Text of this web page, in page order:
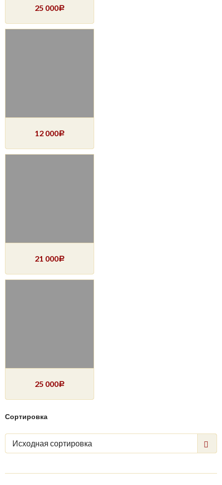
25 000Р
12 000Р
21 000Р
25 000Р
Сортировка
Исходная сортировка